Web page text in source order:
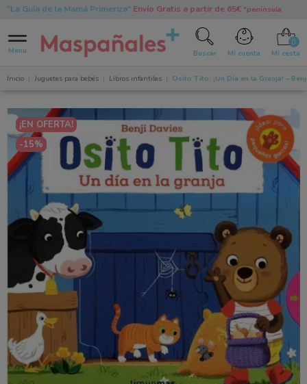
"La Guía de la Mamá Primeriza"Envío Gratis a partir de 65€ *península
Menu Buscar Mi cuenta Mi cesta
Inicio Juguetes para bebés Libros infantiles Osito Tito: ¡Un Día en la Granja! –
¡EN OFERTA!
-15%